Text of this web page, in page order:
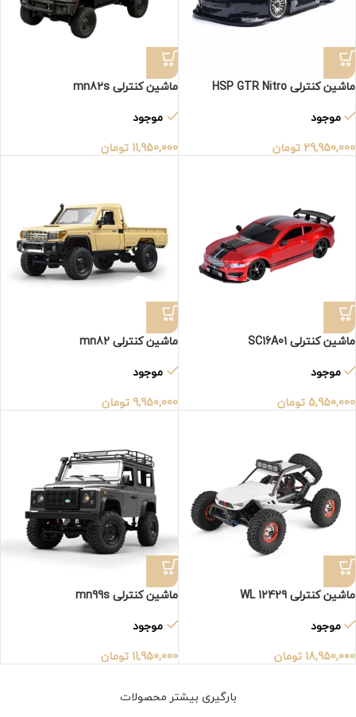
ماشین کنترلی HSP GTR Nitro
موجود
29,950,000 تومان
ماشین کنترلی mn82s
موجود
11,950,000 تومان
ماشین کنترلی SC16A01
موجود
5,950,000 تومان
ماشین کنترلی mn82
موجود
9,950,000 تومان
ماشین کنترلی WL 12429
موجود
18,950,000 تومان
ماشین کنترلی mn99s
موجود
11,950,000 تومان
بارگیری بیشتر محصولات